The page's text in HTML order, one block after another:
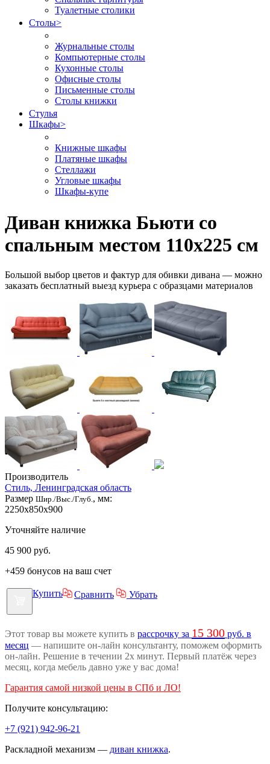
Туалетные столики
Столы>
Журнальные столы
Компьютерные столы
Кухонные столы
Офисные столы
Письменные столы
Столы книжки
Стулья
Шкафы>
Книжные шкафы
Платяные шкафы
Стеллажи
Угловые шкафы
Шкафы-купе
Диван книжка Бьюти со
спальным местом 110х225 см
Большой выбор цветов и фактур для обивки дивана — можно
заказать бесплатный выезд курьера с образцами материалов
Производитель
Стиль, Ленинградская область
Размер Шир./Выс./Глуб. , мм:
2250x850x900
Уточняйте наличие
45 900 руб.
+459 бонусов на ваш счет
Купить Сравнить Убрать
Этот товар вы можете купить в рассрочку за 15 300 руб. в
месяц — напишите он-лайн консультанту, поможем оформить
он-лайн. Решение в течении 2х минут. Первый платёж через
месяц, когда мебель давно уже у вас дома!
Гарантия самой низкой цены в СПб и ЛО!
Получите консультацию:
+7 (921) 942-96-21
Раскладной механизм — диван книжка.